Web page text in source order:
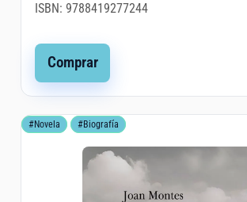
ISBN: 9788419277244
Comprar
#Novela #Biografía